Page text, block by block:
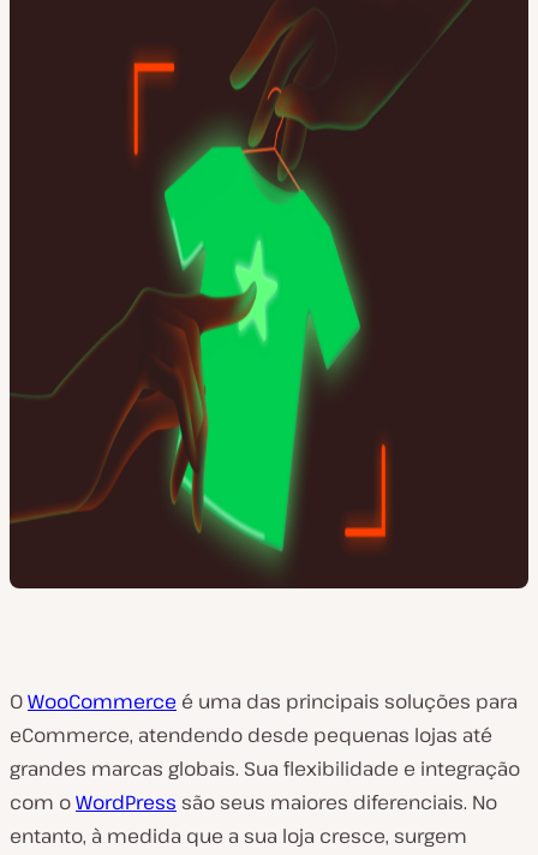
OWooCommerce é uma das principais soluções para
eCommerce, atendendo desde pequenas lojas até
grandes marcas globais. Sua flexibilidade e integração
com oWordPress são seus maiores diferenciais. No
entanto, à medida que a sua loja cresce, surgem